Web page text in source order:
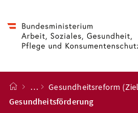
Startseite
…
Gesundheitsreform
Gesundheitsförderung